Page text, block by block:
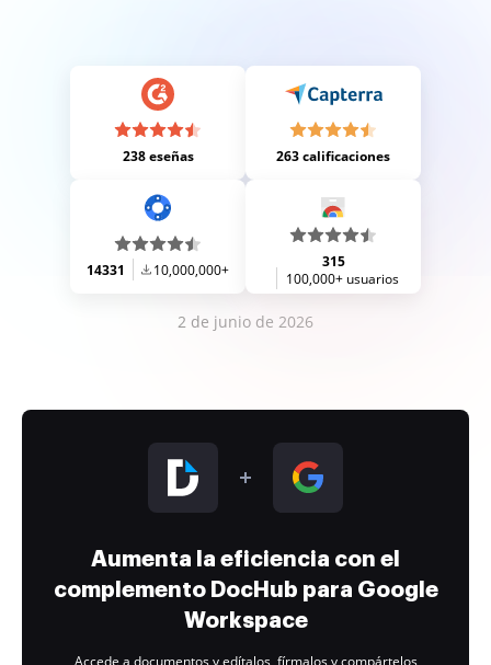
238 eseñas 263 calificaciones
14331 10,000,000+
315
100,000+ usuarios
2 de junio de 2026
Aumenta la eficiencia con el
complemento DocHub para Google
Workspace
Accede a documentos y edítalos, fírmalos y compártelos